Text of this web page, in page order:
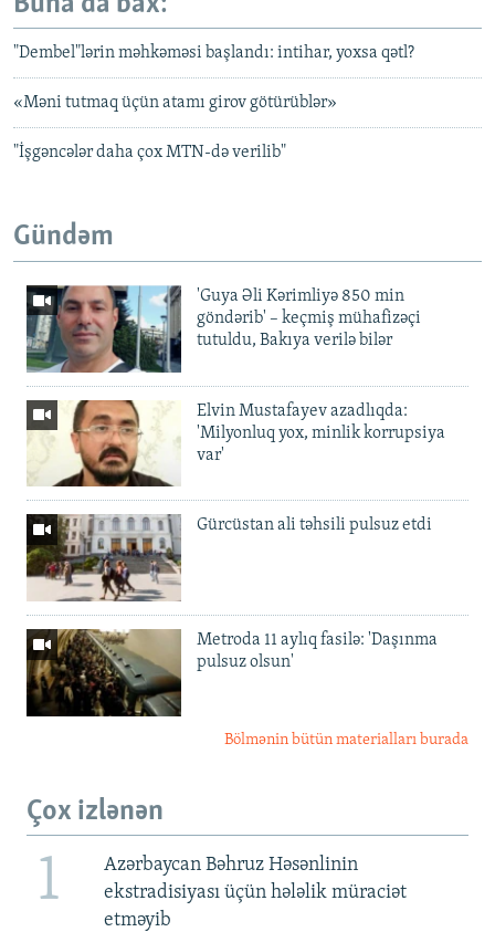
"Dembel"lərin məhkəməsi başlandı: intihar, yoxsa qətl?
«Məni tutmaq üçün atamı girov götürüblər»
"İşgəncələr daha çox MTN-də verilib"
Gündəm
'Guya Əli Kərimliyə 850 min
göndərib' – keçmiş mühafizəçi
tutuldu, Bakıya verilə bilər
Elvin Mustafayev azadlıqda:
'Milyonluq yox, minlik korrupsiya
var'
Gürcüstan ali təhsili pulsuz etdi
Metroda 11 aylıq fasilə: 'Daşınma
pulsuz olsun'
Bölmənin bütün materialları burada
Çox izlənən
1
Azərbaycan Bəhruz Həsənlinin
ekstradisiyası üçün hələlik müraciət
etməyib